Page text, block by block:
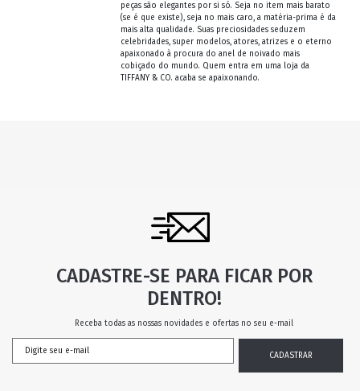
peças são elegantes por si só. Seja no item mais barato
(se é que existe), seja no mais caro, a matéria-prima é da
mais alta qualidade. Suas preciosidades seduzem
celebridades, super modelos, atores, atrizes e o eterno
apaixonado à procura do anel de noivado mais
cobiçado do mundo. Quem entra em uma loja da
TIFFANY & CO. acaba se apaixonando.
CADASTRE-SE PARA FICAR POR
DENTRO!
Receba todas as nossas novidades e ofertas no seu e-mail